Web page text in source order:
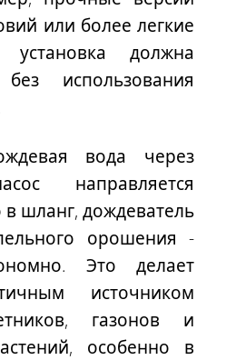
или более легкие
должна
без использования
вода через
направляется
в шланг, дождеватель
орошения -
Это делает
источником
газонов и
особенно в